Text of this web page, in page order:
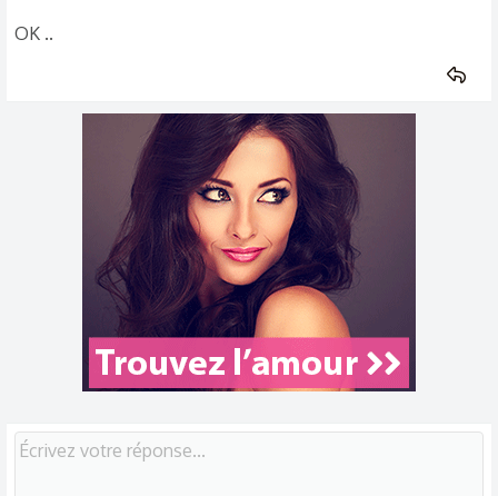
OK ..